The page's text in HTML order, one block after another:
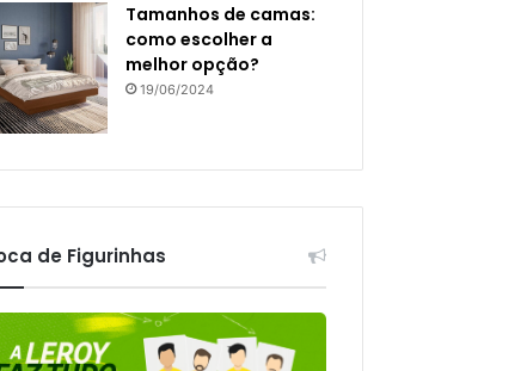
Tamanhos de camas:
como escolher a
melhor opção?
19/06/2024
de Figurinhas